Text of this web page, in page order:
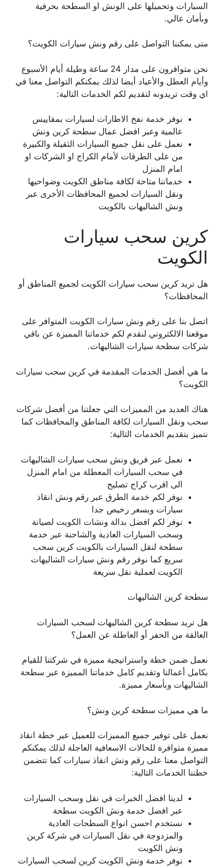
السيارات وتحميلها على الونش او السطحة بحرفية
وبأمان عالي.
متى يمكننا التواصل على رقم ونش سيارات الكويت؟
نحن متوافرون على مدار 24 ساعة وطيلة أيام الأسبوع
وأيام العطل والأعياد أيضا لذلك يمكنكم التواصل معنا في
اي وقت تريدونه لتقديم لكم الخدمات التالية:
نوفر خدمة نفخ الاطارات لسيارات بمقاييس
عالمية وعبر افضل عمال سطحة كرين ونش
نعمل على نقل جميع السيارات الثقيلة والكبيرة
من على الطرقات لأمام الكراج او الشركات او
امام المنزل
خدماتنا متاحة لكافة مناطق الكويت وضواحيها
ونقل السيارات لجميع المحافظات الأخرى عبر
ونش الشاليهات بالكويت
كرين سحب سيارات
الكويت
هل تريد كرين سحب سيارات الكويت لجميع المناطق أو
المحافظات؟
اتصل بنا على رقم ونش سيارات الكويت المتوافر على
موقعنا الالكتروني لنقدم لكم خدماتنا المميزة عن باقي
شركات سطحة سيارات الشاليهات.
ما هي أفضل الخدمات المقدمة في كرين سحب سيارات
الكويت؟
هناك العديد من المميزات التي جعلتنا من أفضل شركات
سحب ونقل السيارات لكافة المناطق والمحافظات كما
نتميز بتقديم الخدمات التالية:
نعمل عبر فريق ونش سحب سيارات الشاليهات
في سحب السيارات المعطلة من امام المنزل
الى اقرب كراج تصليح
نوفر لكم خدمة الطرق عبر رقم ونش انقاذ
سيارات وبسعر رخيص جدا
نوفر لكم افضل بدالة ونشات الكويت لصيانة
وسحب السيارات العادية والشاحنة عبر خدمة
سطحة لنقل السيارات بالكويت كرين سحب
سريع كما نوفر رقم ونش سيارات الشاليهات
الكويت لعملية نقل سريعة
سطحة كرين الشاليهات
هل تريد سطحة كرين الشاليهات لسحب السيارات
العالقة من الحفر أو العاطلة عن العمل؟
نعمل ضمن خطة واستراتيجية مميزة في شركتنا للقيام
بكامل أعمالنا وتقديم كامل خدماتنا المميزة عبر سطحة
الشاليهات وبأسعار مميزة.
ما هي مميزات سطحة كرين ونش؟
نعمل على توفير جميع المميزات للعميل عبر خطة انقاذ
مميزة متوافرة للحالات الاسعافية العاجلة لذلك يمكنكم
التواصل معنا على رقم ونش انقاذ سيارات كما تتضمن
خطتنا الخدمات التالية:
لدينا افضل الخبرات في نقل وسحب السيارات
عبر افضل خدمة ونش الكويت سطحة
نستخدم احسن انواع السطحات العادية
والمزدوجة في نقل السيارات في شركة كرين
ونش الكويت
نوفر خدمة ونش الكويت كرين لسحب السيارات